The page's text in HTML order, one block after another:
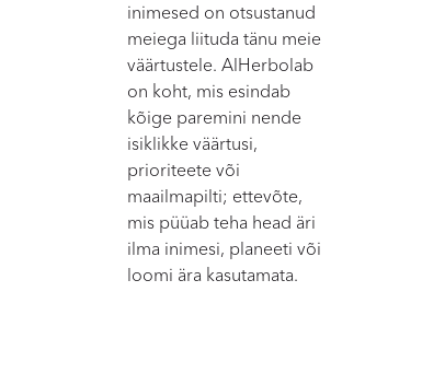
inimesed on otsustanud
meiega liituda tänu meie
väärtustele. AlHerbolab
on koht, mis esindab
kõige paremini nende
isiklikke väärtusi,
prioriteete või
maailmapilti; ettevõte,
mis püüab teha head äri
ilma inimesi, planeeti või
loomi ära kasutamata.